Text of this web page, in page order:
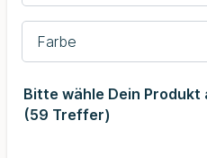
Farbe
Bitte wähle Dein Produkt
(59 Treffer)